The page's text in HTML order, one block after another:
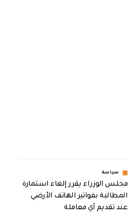
سياسة
مجلس الوزراء يقرر إلغاء استمارة
المطالبة بفواتير الهاتف الأرضي
عند تقديم أي معاملة